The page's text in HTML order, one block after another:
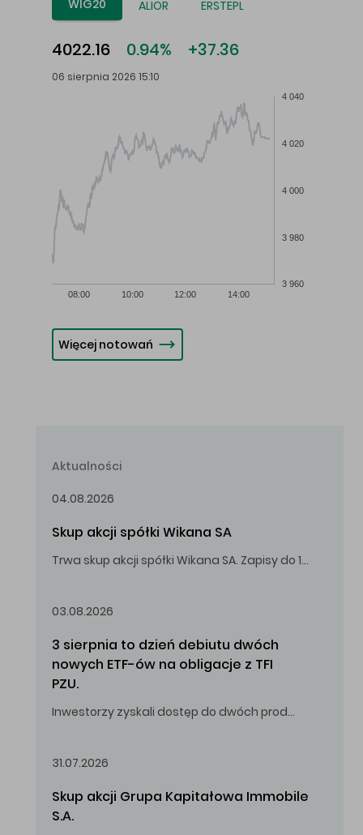
WIG20 ALIOR ERSTEPL
4022.16 0.94% +37.36
06 sierpnia 2026 15:10
08:00 10:00 12:00 14:00
3 960
3 980
4 000
4 020
4 040
Więcej notowań
Aktualności
04.08.2026
Skup akcji spółki Wikana SA
Trwa skup akcji spółki Wikana SA. Zapisy do 14.08.2026 r. do godz. 16.00.
03.08.2026
3 sierpnia to dzień debiutu dwóch
nowych ETF-ów na obligacje z TFI
PZU.
Inwestorzy zyskali dostęp do dwóch produktów umożliwiających inwestowanie w obligacje skarbowe.
31.07.2026
Skup akcji Grupa Kapitałowa Immobile
S.A.